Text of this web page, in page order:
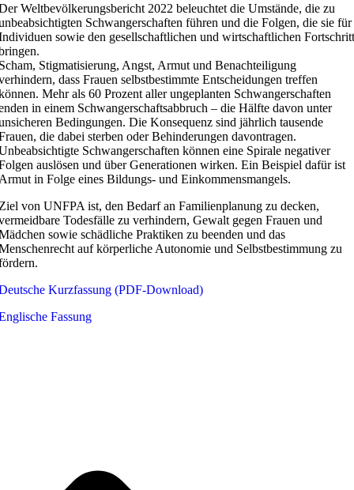
Weltbevölkerungsbericht 2022 beleuchtet die Umstände, die zu
Schwangerschaften führen und die Folgen, die sie für
sowie den gesellschaftlichen und wirtschaftlichen Fortschritt
Stigmatisierung, Angst, Armut und Benachteiligung
dass Frauen selbstbestimmte Entscheidungen treffen
Mehr als 60 Prozent aller ungeplanten Schwangerschaften
in einem Schwangerschaftsabbruch – die Hälfte davon unter
Bedingungen. Die Konsequenz sind jährlich tausende
die dabei sterben oder Behinderungen davontragen.
Schwangerschaften können eine Spirale negativer
auslösen und über Generationen wirken. Ein Beispiel dafür ist
in Folge eines Bildungs- und Einkommensmangels.
von UNFPA ist, den Bedarf an Familienplanung zu decken,
Todesfälle zu verhindern, Gewalt gegen Frauen und
sowie schädliche Praktiken zu beenden und das
auf körperliche Autonomie und Selbstbestimmung zu
Kurzfassung (PDF-Download)
Fassung